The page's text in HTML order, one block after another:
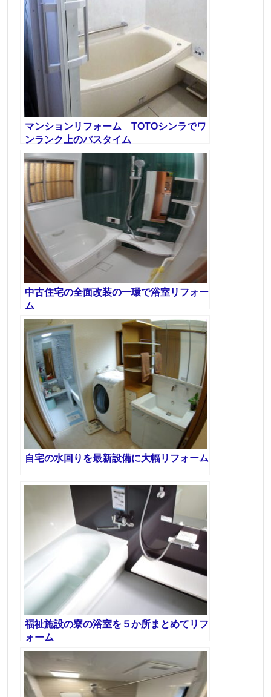
マンションリフォーム TOTOシンラでワ
ンランク上のバスタイム
中古住宅の全面改装の一環で浴室リフォー
ム
自宅の水回りを最新設備に大幅リフォーム
福祉施設の寮の浴室を５か所まとめてリフ
ォーム